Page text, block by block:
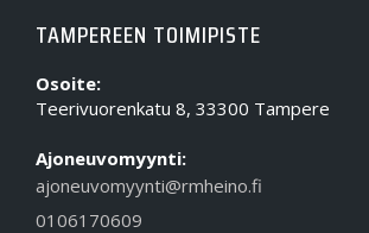
TAMPEREEN TOIMIPISTE
Osoite:
Teerivuorenkatu 8, 33300 Tampere
Ajoneuvomyynti:
ajoneuvomyynti@rmheino.fi
0106170609